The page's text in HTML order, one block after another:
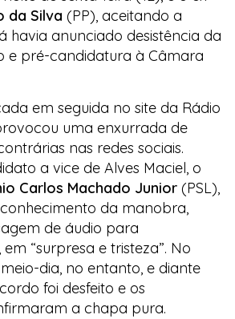
da Silva (PP), aceitando a
havia anunciado desistência da
e pré-candidatura à Câmara
em seguida no site da Rádio
uma enxurrada de
nas redes sociais.
a vice de Alves Maciel, o
Carlos Machado Junior (PSL),
da manobra,
de áudio para
“surpresa e tristeza”. No
dia, no entanto, e diante
foi desfeito e os
a chapa pura.